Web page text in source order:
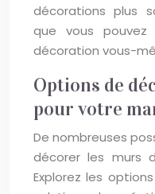
décorations plus
que vous
décoration vous-
Options de
pour votre
De nombreuses
décorer les murs
Explorez les